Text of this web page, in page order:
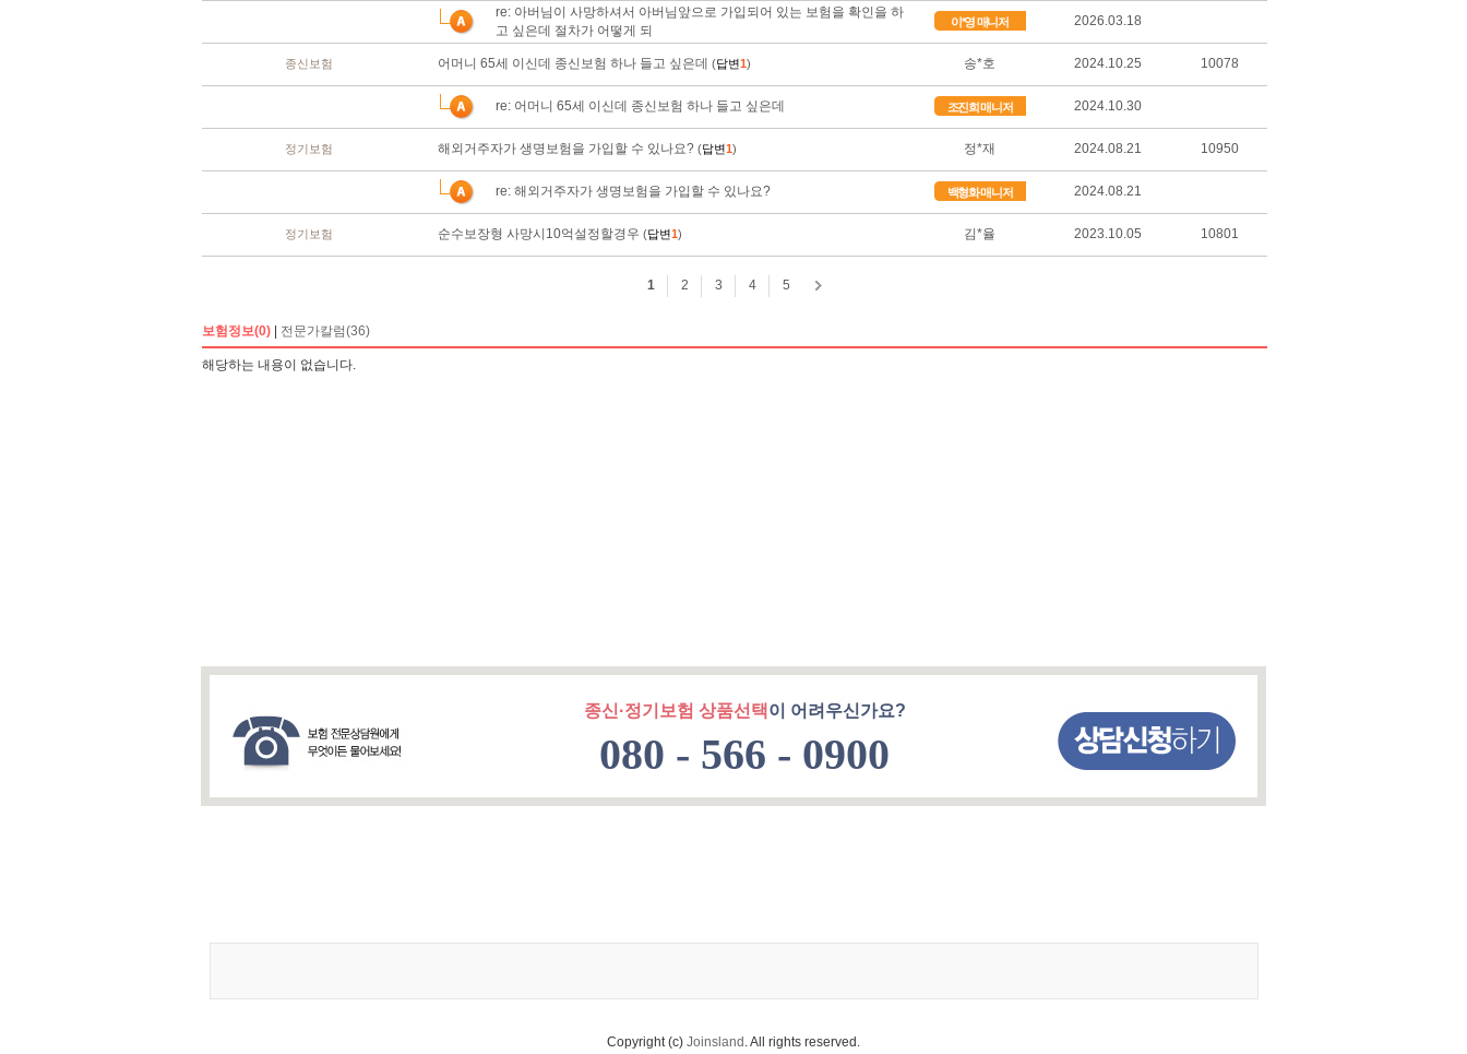
종신·정기보험 상품선택 이 어려우신가요?
080 - 566 - 0900
Copyright (c) Joinsland . All rights reserved.